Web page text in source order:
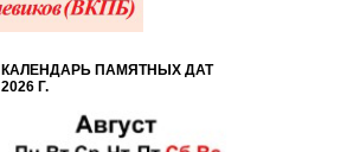
КАЛЕНДАРЬ ПАМЯТНЫХ ДАТ
2026 Г.